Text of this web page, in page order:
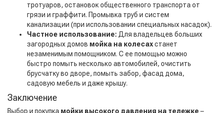
тротуаров, остановок общественного транспорта от
грязи и граффити. Промывка труб и систем
канализации (при использовании специальных насадок).
Частное использование: Для владельцев больших
загородных домов мойка на колесахстанет
незаменимым помощником. С ее помощью можно
быстро помыть несколько автомобилей, очистить
брусчатку во дворе, помыть забор, фасад дома,
садовую мебель и даже крышу.
Заключение
Выбор и покупка мойки высокого давления на тележке –